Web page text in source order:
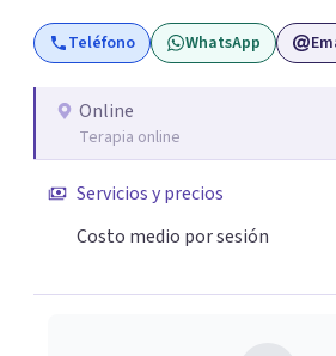
“enfermos” (). Mi trabajo con los
esclarecimiento del origen de los
vivencia de cambios progresivos.
compromiso mutuo, y el aumento
es Poder.
Teléfono WhatsApp
Online
Terapia online
Servicios y precios
Costo medio por sesión